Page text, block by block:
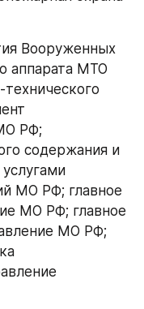
Вооруженных
аппарата МТО
РФ;
содержания и
МО РФ; главное
МО РФ; главное
МО РФ;